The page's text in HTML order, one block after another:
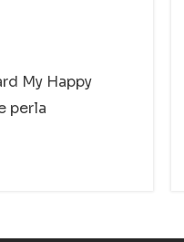
My Happy
perla